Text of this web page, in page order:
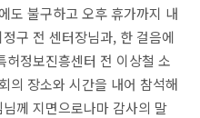
도 불구하고 오후 휴가까지 내
구 전 센터장님과, 한 걸음에
정보진흥센터 전 이상철 소
의 장소와 시간을 내어 참석해
께 지면으로나마 감사의 말